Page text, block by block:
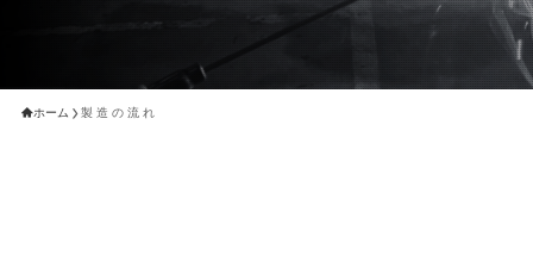
ホーム 製 造 の 流 れ